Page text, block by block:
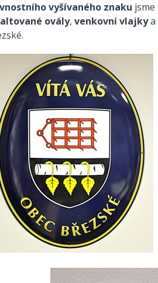
vyšívaného znaku
ovály, venkovní vlajkya